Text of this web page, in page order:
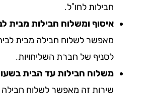
חבילות לחו"ל.
איסוף ומשלוח חבילות מבית לבית:
מאפשר לשלוח חבילה מבית לבית,
לסניף של חברת השליחויות.
משלוח חבילות עד הבית בשעות
שירות זה מאפשר לשלוח חבילה עד